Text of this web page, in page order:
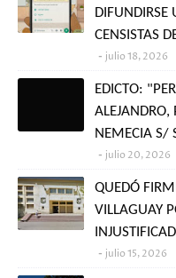
DIFUNDIRSE
CENSISTAS
julio 18, 2026
EDICTO:
ALEJANDRO,
NEMECIA S/
julio 20, 2026
QUEDÓ
VILLAGUAY
julio 15, 2026